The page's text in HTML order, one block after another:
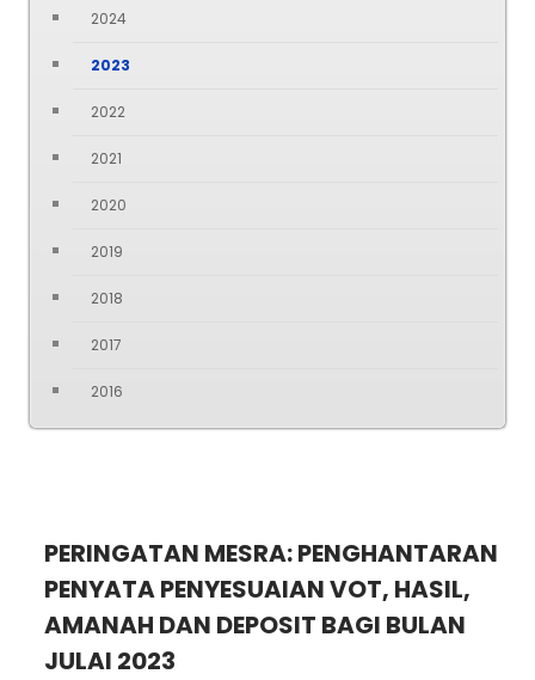
2024
2023
2022
2021
2020
2019
2018
2017
2016
PERINGATAN MESRA: PENGHANTARAN
PENYATA PENYESUAIAN VOT, HASIL,
AMANAH DAN DEPOSIT BAGI BULAN
JULAI 2023